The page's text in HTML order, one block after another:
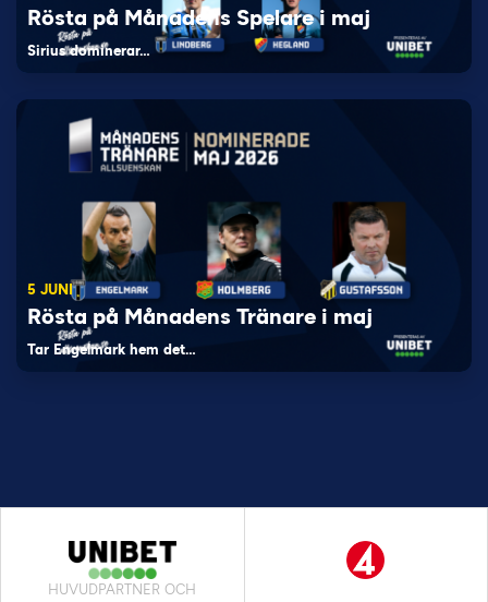
Rösta på Månadens Spelare i maj
Sirius dominerar…
5 JUNI
Rösta på Månadens Tränare i maj
Tar Engelmark hem det…
HUVUDPARTNER OCH